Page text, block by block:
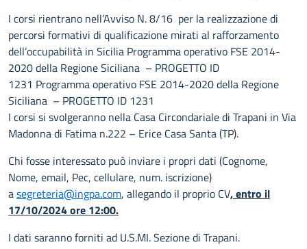
I corsi rientrano nell’Avviso N. 8/16 per la realizzazione di
percorsi formativi di qualificazione mirati al rafforzamento
dell’occupabilità in Sicilia Programma operativo FSE 2014-
2020 della Regione Siciliana – PROGETTO ID
1231 Programma operativo FSE 2014-2020 della Regione
Siciliana – PROGETTO ID 1231
I corsi si svolgeranno nella Casa Circondariale di Trapani in Via
Madonna di Fatima n.222 – Erice Casa Santa (TP).
Chi fosse interessato può inviare i propri dati (Cognome,
Nome, email, Pec, cellulare, num. iscrizione)
asegreteria@ingpa.com, allegando il proprio CV, entro il
17/10/2024 ore 12:00.
I dati saranno forniti ad U.S.MI. Sezione di Trapani.